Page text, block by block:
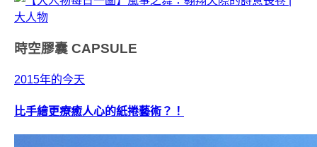
時空膠囊 CAPSULE
2015年的今天
比手繪更療癒人心的紙捲藝術？！